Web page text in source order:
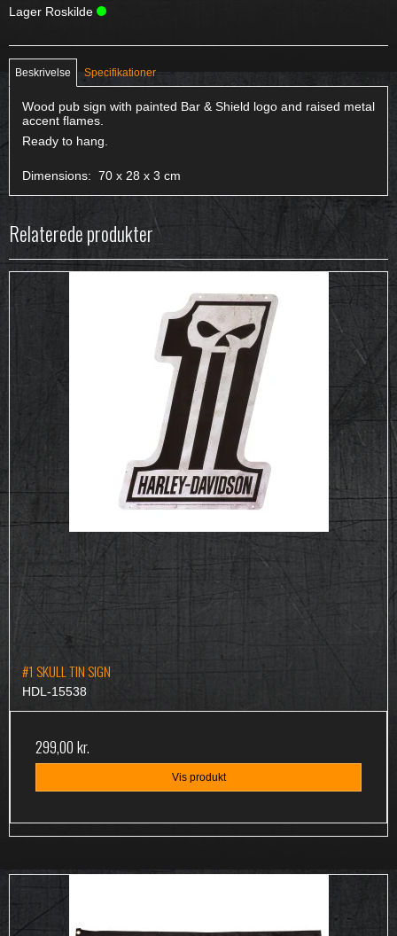
Lager Roskilde
Beskrivelse Specifikationer
Wood pub sign with painted Bar & Shield logo and raised metal
accent flames.
Ready to hang.
Dimensions: 70 x 28 x 3 cm
Relaterede produkter
#1 SKULL TIN SIGN
HDL-15538
299,00 kr.
Vis produkt